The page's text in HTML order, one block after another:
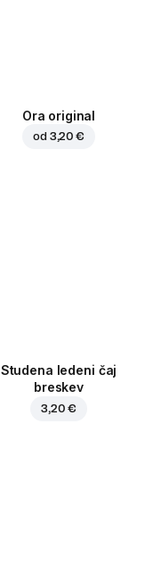
Ora original
od 3,20 €
Studena ledeni čaj
breskev
3,20 €